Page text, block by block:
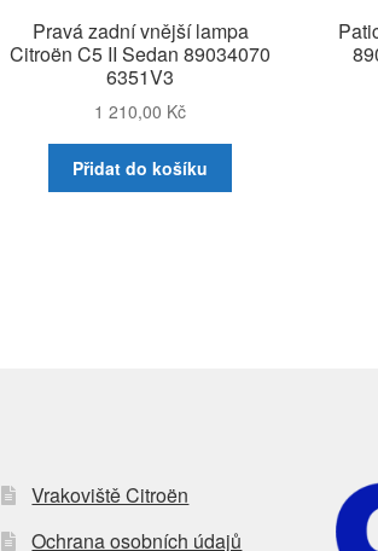
Pravá zadní vnější lampa
Citroën C5 II Sedan 89034070
6351V3
1 210,00 Kč
Přidat do košíku
Vrakoviště Citroën
Ochrana osobních údajů